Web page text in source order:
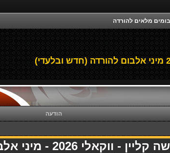
מלאים להורדה
הודעה
- ווקאלי 2026 - מיני אלבום - 01.05.26